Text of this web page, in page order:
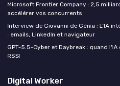
Microsoft Frontier Company : 2,5
accélérer vos concurrents
Interview de Giovanni de Génia : L’IA
: emails, LinkedIn et navigateur
GPT-5.5-Cyber et Daybreak : quand
RSSI
Digital Worker